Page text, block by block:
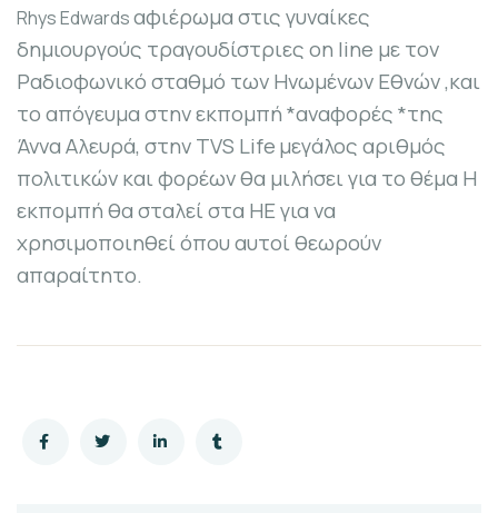
Rhys Edwardsαφιέρωμα στις γυναίκες
δημιουργούς τραγουδίστριεςon line με τον
Ραδιοφωνικό σταθμό των Ηνωμένων Εθνών ,και
το απόγευμα στην εκπομπή *αναφορές *της
Άννα Αλευρά, στηνTVS Lifeμεγάλος αριθμός
πολιτικών και φορέων θα μιλήσει για το θέμα Η
εκπομπή θα σταλεί στα ΗΕ για να
χρησιμοποιηθεί όπου αυτοί θεωρούν
απαραίτητο.